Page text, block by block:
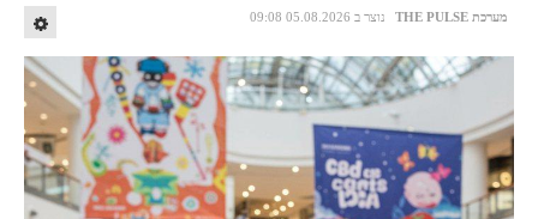
מערכת THE PULSE נוצר ב 05.08.2026 09:08